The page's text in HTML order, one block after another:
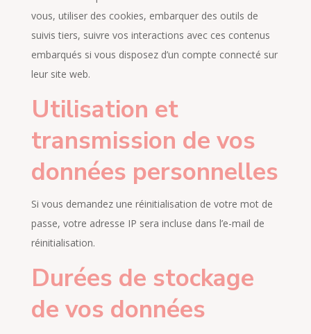
vous, utiliser des cookies, embarquer des outils de
suivis tiers, suivre vos interactions avec ces contenus
embarqués si vous disposez d’un compte connecté sur
leur site web.
Utilisation et
transmission de vos
données personnelles
Si vous demandez une réinitialisation de votre mot de
passe, votre adresse IP sera incluse dans l’e-mail de
réinitialisation.
Durées de stockage
de vos données